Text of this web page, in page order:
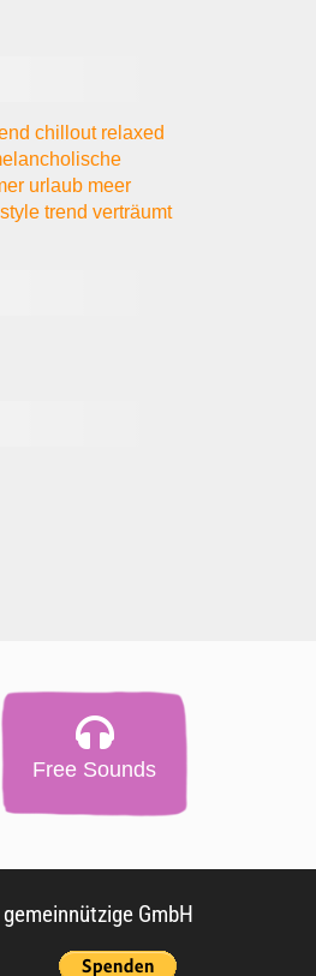
chillout relaxed
urlaub meer
trendverträumt
Free Sounds
GmbH